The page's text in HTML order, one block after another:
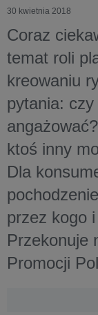
30 kwietnia 2018
Coraz
temat roli
kreowaniu
pytania:
ktoś inny
Dla
przez kogo
Przekonuje
Promocji